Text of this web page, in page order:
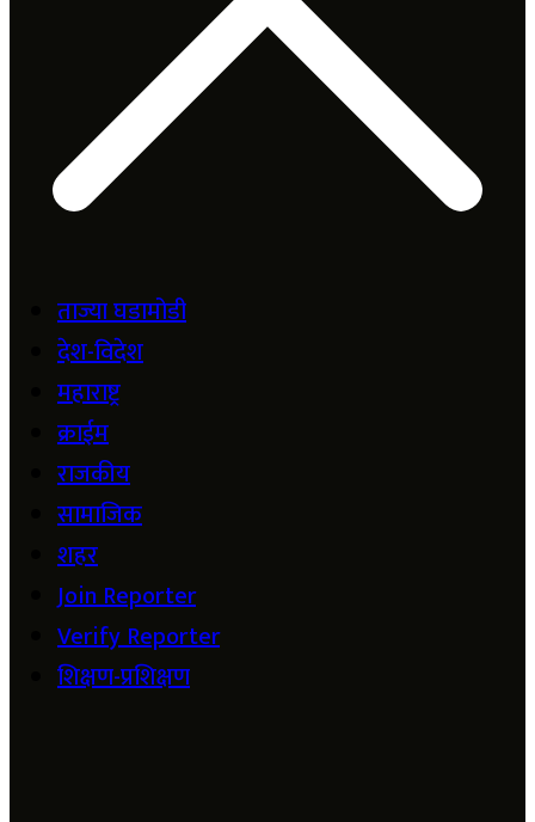
ताज्या घडामोडी
देश-विदेश
महाराष्ट्र
क्राईम
राजकीय
सामाजिक
शहर
Join Reporter
Verify Reporter
शिक्षण-प्रशिक्षण